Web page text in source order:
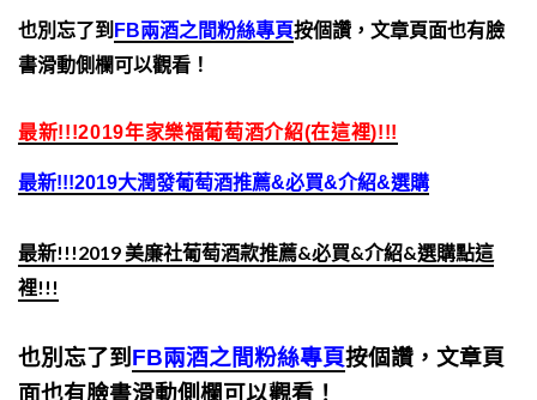
也別忘了到 FB兩酒之間粉絲專頁按個讚，文章頁面也有臉
書滑動側欄可以觀看！
最新!!!2019年家樂福葡萄酒介紹(在這裡)!!!
最新!!!2019大潤發葡萄酒推薦&必買&介紹&選購
最新!!!2019 美廉社葡萄酒款推薦&必買&介紹&選購點這
裡!!!
也別忘了到FB兩酒之間粉絲專頁按個讚，文章頁
面也有臉書滑動側欄可以觀看！